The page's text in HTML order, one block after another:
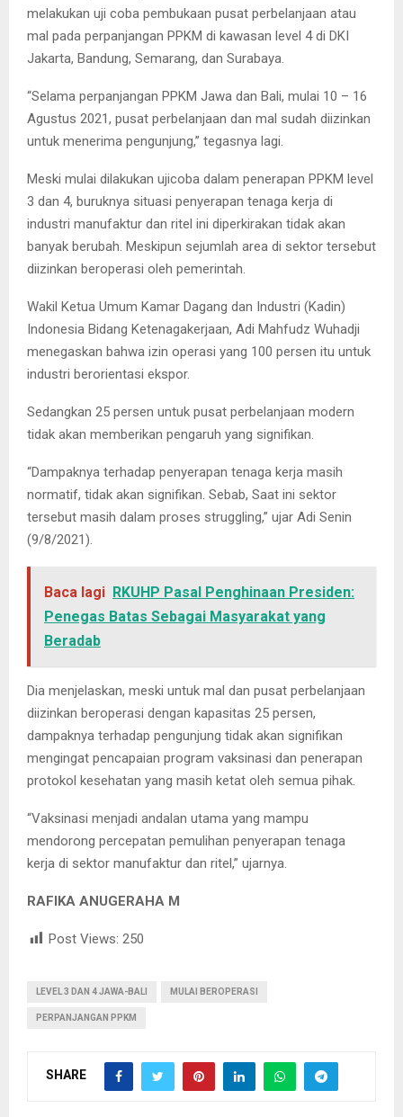
melakukan uji coba pembukaan pusat perbelanjaan atau
mal pada perpanjangan PPKM di kawasan level 4 di DKI
Jakarta, Bandung, Semarang, dan Surabaya.
“Selama perpanjangan PPKM Jawa dan Bali, mulai 10 – 16
Agustus 2021, pusat perbelanjaan dan mal sudah diizinkan
untuk menerima pengunjung,” tegasnya lagi.
Meski mulai dilakukan ujicoba dalam penerapan PPKM level
3 dan 4, buruknya situasi penyerapan tenaga kerja di
industri manufaktur dan ritel ini diperkirakan tidak akan
banyak berubah. Meskipun sejumlah area di sektor tersebut
diizinkan beroperasi oleh pemerintah.
Wakil Ketua Umum Kamar Dagang dan Industri (Kadin)
Indonesia Bidang Ketenagakerjaan, Adi Mahfudz Wuhadji
menegaskan bahwa izin operasi yang 100 persen itu untuk
industri berorientasi ekspor.
Sedangkan 25 persen untuk pusat perbelanjaan modern
tidak akan memberikan pengaruh yang signifikan.
“Dampaknya terhadap penyerapan tenaga kerja masih
normatif, tidak akan signifikan. Sebab, Saat ini sektor
tersebut masih dalam proses struggling,” ujar Adi Senin
(9/8/2021).
Baca lagi RKUHP Pasal Penghinaan Presiden:
Penegas Batas Sebagai Masyarakat yang
Beradab
Dia menjelaskan, meski untuk mal dan pusat perbelanjaan
diizinkan beroperasi dengan kapasitas 25 persen,
dampaknya terhadap pengunjung tidak akan signifikan
mengingat pencapaian program vaksinasi dan penerapan
protokol kesehatan yang masih ketat oleh semua pihak.
“Vaksinasi menjadi andalan utama yang mampu
mendorong percepatan pemulihan penyerapan tenaga
kerja di sektor manufaktur dan ritel,” ujarnya.
RAFIKA ANUGERAHA M
Post Views: 250
LEVEL 3 DAN 4 JAWA-BALI MULAI BEROPERASI
PERPANJANGAN PPKM
SHARE